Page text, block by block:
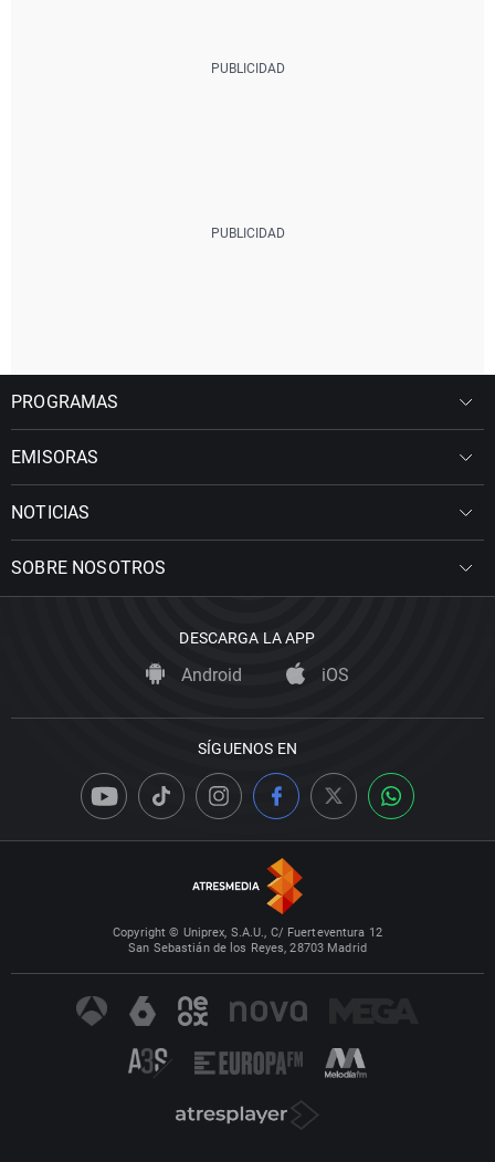
PROGRAMAS
EMISORAS
NOTICIAS
SOBRE NOSOTROS
DESCARGA LA APP
Android iOS
SÍGUENOS EN
Copyright © Uniprex, S.A.U., C/ Fuerteventura 12
San Sebastián de los Reyes, 28703 Madrid